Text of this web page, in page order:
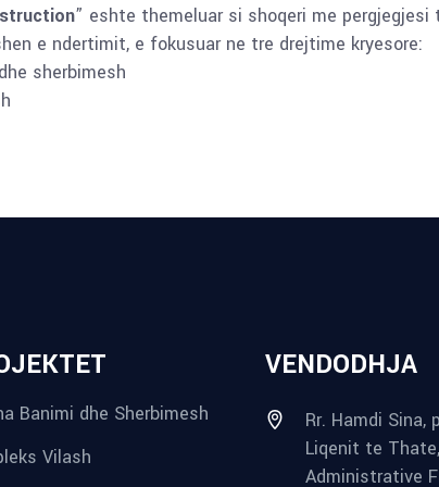
” eshte themeluar si shoqeri me pergjegjesi
e ndertimit, e fokusuar ne tre drejtime kryesore:
sherbimesh
Banimi dhe Sherbimesh
Vilash
VENDODHJA
Rr. Hamdi Sina,
Liqenit te
Administrative